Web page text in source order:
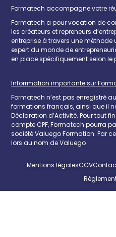
Formatech accompagne votre
Formatech a pour vocation de
les créateurs et repreneurs
entreprise à travers une méthode
expert du monde de
en place spécifiquement selon
Inforrmation importante sur
Formatech n’est pas enregistré
formations français, ainsi que il
Déclaration d’Activité. Pour tout
compte CPF, Formatech pourra
société Valuego Formation. Par
lors au nom de Valuego
Mentions légalesCGV